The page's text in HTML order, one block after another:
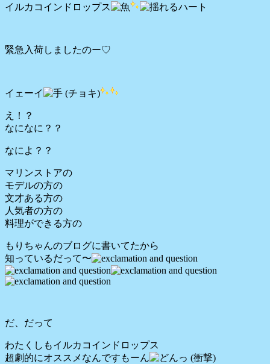
イルカコインドロップス
緊急入荷しましたのー♡
イェーイ
え！？
なになに？？
なによ？？
マリンストアの
モデルの方の
文才ある方の
人気者の方の
料理ができる方の
もりちゃんのブログに書いてたから
知っているだって〜
だ、だって
わたくしもイルカコインドロップス
超劇的にオススメなんですもーん